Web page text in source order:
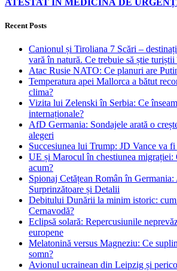
ATESTAT ÎN MEDICINĂ DE
Recent Posts
Canionul și Tiroliana 7 Scări –
vară în natură. Ce trebuie să știe
Atac Rusie NATO: Ce planuri are
Temperatura apei Mallorca a bătut
clima?
Vizita lui Zelenski în Serbia: Ce
internaționale?
AfD Germania: Sondajele arată o
alegeri
Succesiunea lui Trump: JD Vance va
UE și Marocul în chestiunea migrației:
acum?
Spionaj Cetățean Român în Germania:
Surprinzătoare și Detalii
Debitului Dunării la minim istoric: cum
Cernavodă?
Eclipsă solară: Repercusiunile
europene
Melatonină versus Magneziu: Ce
somn?
Avionul ucrainean din Leipzig și